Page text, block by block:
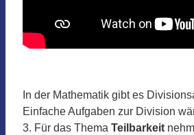
In der Mathematik gibt es
Einfache Aufgaben zur Division
3. Für das Thema Teilbarkeit